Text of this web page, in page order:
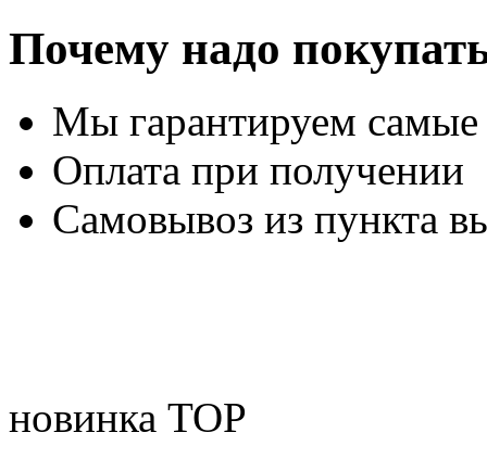
Почему надо
Мы гарантируем
Оплата при получении
Самовывоз из пункта
новинка TOP